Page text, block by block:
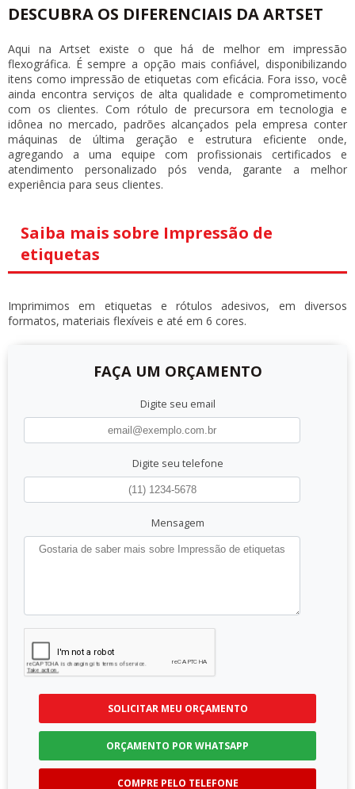
DESCUBRA OS DIFERENCIAIS DA ARTSET
Aqui na Artset existe o que há de melhor em impressão
flexográfica. É sempre a opção mais confiável, disponibilizando
itens como impressão de etiquetas com eficácia. Fora isso, você
ainda encontra serviços de alta qualidade e comprometimento
com os clientes. Com rótulo de precursora em tecnologia e
idônea no mercado, padrões alcançados pela empresa conter
máquinas de última geração e estrutura eficiente onde,
agregando a uma equipe com profissionais certificados e
atendimento personalizado pós venda, garante a melhor
experiência para seus clientes.
Saiba mais sobre Impressão de
etiquetas
Imprimimos em etiquetas e rótulos adesivos, em diversos
formatos, materiais flexíveis e até em 6 cores.
FAÇA UM ORÇAMENTO
Digite seu email
Digite seu telefone
Mensagem
SOLICITAR MEU ORÇAMENTO
ORÇAMENTO POR WHATSAPP
COMPRE PELO TELEFONE